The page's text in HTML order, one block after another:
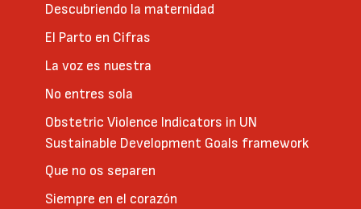
Descubriendo la maternidad
El Parto en Cifras
La voz es nuestra
No entres sola
Obstetric Violence Indicators in UN
Sustainable Development Goals framework
Que no os separen
Siempre en el corazón